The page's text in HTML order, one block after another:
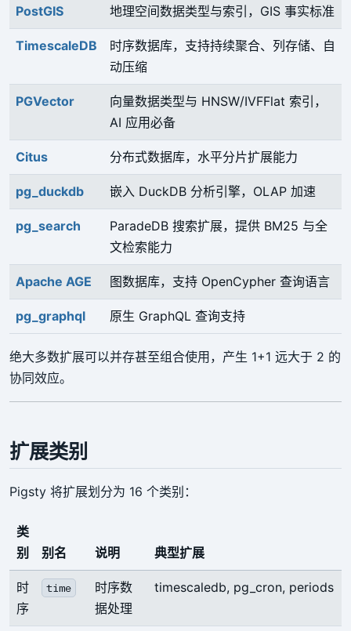
PostGIS 地理空间数据类型与索引，GIS 事实标准
TimescaleDB
时序数据库，支持持续聚合、列存储、自
动压缩
PGVector
向量数据类型与 HNSW/IVFFlat 索引，
AI 应用必备
Citus 分布式数据库，水平分片扩展能力
pg_duckdb 嵌入 DuckDB 分析引擎，OLAP 加速
pg_search
ParadeDB 搜索扩展，提供 BM25 与全
文检索能力
Apache AGE 图数据库，支持 OpenCypher 查询语言
pg_graphql 原生 GraphQL 查询支持
绝大多数扩展可以并存甚至组合使用，产生 1+1 远大于 2 的
协同效应。
扩展类别
Pigsty 将扩展划分为 16 个类别：
类
别
别名 说明 典型扩展
时
序
time
时序数
据处理
timescaledb, pg_cron, periods